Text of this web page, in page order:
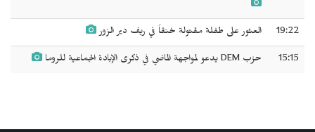
19:22 العثور على طفلة مقتولة خنقاً في ريف دير الزور
15:15 حزب DEM يدعو لمواجهة الماضي في ذكرى الإبادة الجماعية للروما